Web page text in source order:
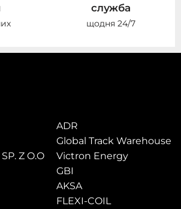
служба
щодня 24/7
Z O.O
ADR
Global Track Warehouse
Victron Energy
GBI
AKSA
FLEXI-COIL